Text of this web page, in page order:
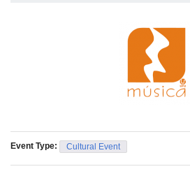
Event Type: Cultural Event